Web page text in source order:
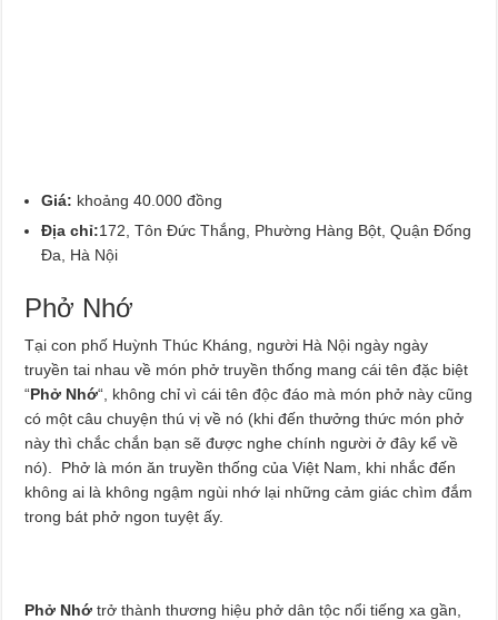
Giá: khoảng 40.000 đồng
Địa chỉ:172, Tôn Đức Thắng, Phường Hàng Bột, Quận Đống
Đa, Hà Nội
Phở Nhớ
Tại con phố Huỳnh Thúc Kháng, người Hà Nội ngày ngày
truyền tai nhau về món phở truyền thống mang cái tên đặc biệt
“Phở Nhớ“, không chỉ vì cái tên độc đáo mà món phở này cũng
có một câu chuyện thú vị về nó (khi đến thưởng thức món phở
này thì chắc chắn bạn sẽ được nghe chính người ở đây kể về
nó). Phở là món ăn truyền thống của Việt Nam, khi nhắc đến
không ai là không ngậm ngùi nhớ lại những cảm giác chìm đắm
trong bát phở ngon tuyệt ấy.
Phở Nhớ trở thành thương hiệu phở dân tộc nổi tiếng xa gần,